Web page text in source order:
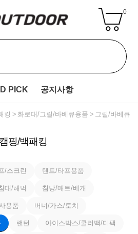
0
PICK 공지사항
킹 화로대/그릴/바베큐용품 그릴/바베큐
캠핑/백패킹
/스크린 텐트/타프용품
대/해먹 침낭/매트/베개
용품 버너/가스/토치
랜턴 아이스박스/쿨러백/디팩